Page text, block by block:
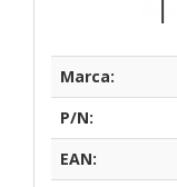
Marca:
P/N:
EAN: